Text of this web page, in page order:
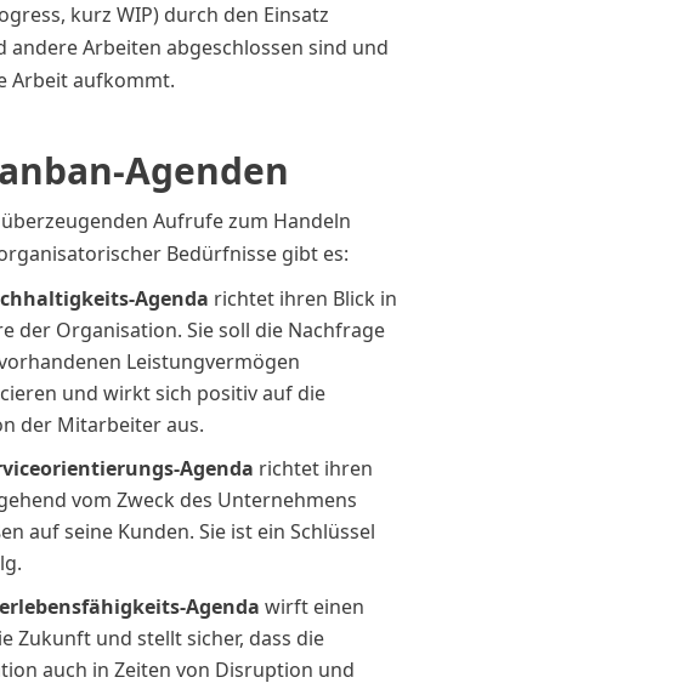
kurz WIP) durch den Einsatz
Arbeiten abgeschlossen sind und
Arbeit aufkommt.
Agenden
Aufrufe zum Handeln
Bedürfnisse gibt es:
Agenda richtet ihren Blick in
der Organisation. Sie soll die Nachfrage
Leistungvermögen
und wirkt sich positiv auf die
der Mitarbeiter aus.
Agenda richtet ihren
vom Zweck des Unternehmens
auf seine Kunden. Sie ist ein Schlüssel
Agenda wirft einen
Zukunft und stellt sicher, dass die
auch in Zeiten von Disruption und